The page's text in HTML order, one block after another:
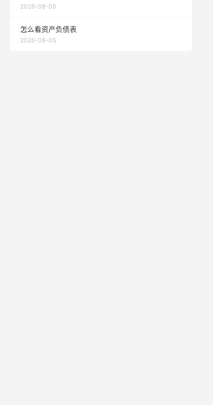
2026-08-05
怎么看资产负债表
2026-08-05